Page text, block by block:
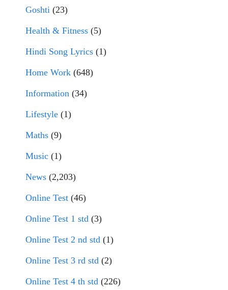
Goshti (23)
Health & Fitness (5)
Hindi Song Lyrics (1)
Home Work (648)
Information (34)
Lifestyle (1)
Maths (9)
Music (1)
News (2,203)
Online Test (46)
Online Test 1 std (3)
Online Test 2 nd std (1)
Online Test 3 rd std (2)
Online Test 4 th std (226)